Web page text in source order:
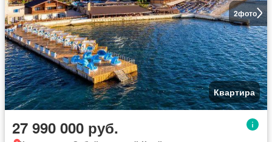
2фото
Квартира
27 990 000 руб.